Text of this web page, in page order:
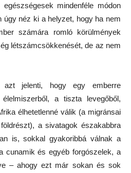
mindenféle módon
úgy néz ki a helyzet, hogy ha nem
számára romló körülmények
létszámcsökkenését, de az nem
azt jelenti, hogy egy emberre
a tiszta levegőből,
élhetetlenné válik (a migránsai
a sivatagok északabbra
is, sokkal gyakoribbá válnak a
cunamik és egyéb forgószelek, a
– ahogy ezt már sokan és sok